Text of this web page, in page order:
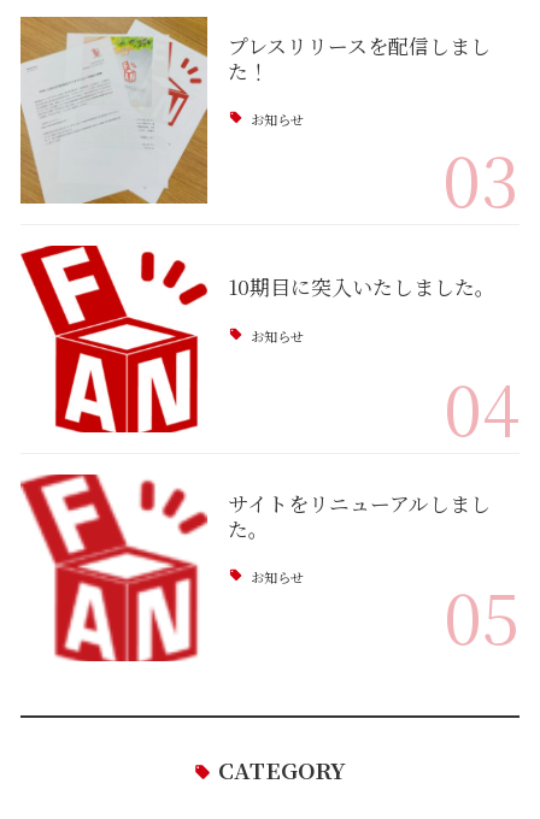
プレスリリースを配信しまし
た！
お知らせ
03
10期目に突入いたしました。
お知らせ
04
サイトをリニューアルしまし
た。
お知らせ 05
CATEGORY